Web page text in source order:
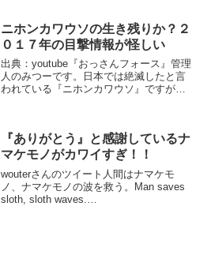
子供ぐらい掴んで飛んで行...
ニホンカワウソの生き残りか？２
０１７年の目撃情報が怪しい
出典：youtube『おっさんフォース』管理
人のみつーです。日本では絶滅したと言
われている『ニホンカワウソ』ですが、
されていません。...
『ありがとう』と感謝しているナ
マケモノがカワイすぎ！！
wouterさんのツイート人間はナマケモ
ノ、ナマケモノの波を救う。Man saves
sloth, sloth waves.